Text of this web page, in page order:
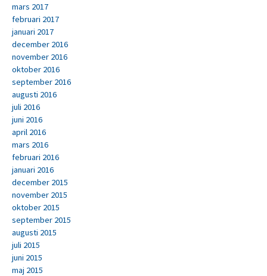
mars 2017
februari 2017
januari 2017
december 2016
november 2016
oktober 2016
september 2016
augusti 2016
juli 2016
juni 2016
april 2016
mars 2016
februari 2016
januari 2016
december 2015
november 2015
oktober 2015
september 2015
augusti 2015
juli 2015
juni 2015
maj 2015